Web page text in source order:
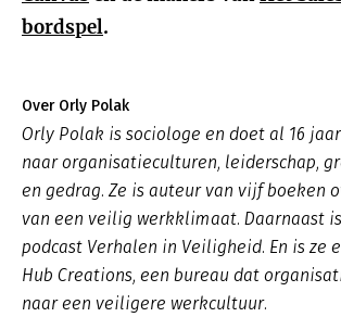
bordspel.
Over Orly Polak
Orly Polak is sociologe en doet al 16
naar organisatieculturen, leiderschap,
en gedrag. Ze is auteur van vijf boeken
van een veilig werkklimaat. Daarnaast
podcast Verhalen in Veiligheid. En is ze
Hub Creations, een bureau dat
naar een veiligere werkcultuur.